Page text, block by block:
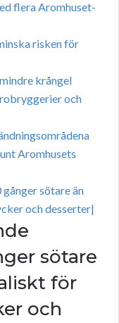
flera Aromhuset-
risken för
krångel
och
Aromhusets
sötare än
och desserter|
sötare
för
och